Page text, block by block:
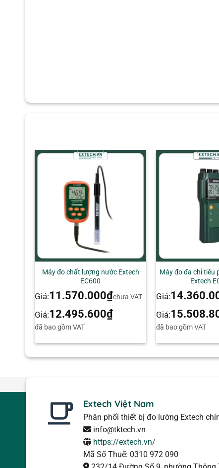
Máy đo chất lượng nước Extech
EC600
Giá:11.570.000₫chưa VAT
Giá:12.495.600₫
đã bao gồm VAT
Máy đo đa chỉ tiêu
Extech
Giá:
Giá:
đã bao gồm VAT
Extech Việt Nam
Phân phối thiết bị đo lường Extech
info@tktech.vn
https://extech.vn/
Mã Số Thuế: 0310 972 090